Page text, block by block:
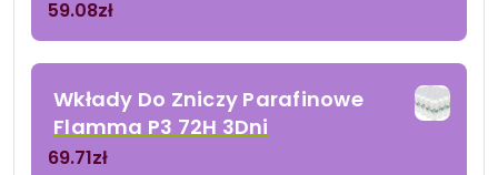
59.08zł
Wkłady Do Zniczy Parafinowe
Flamma P3 72H 3Dni
69.71zł